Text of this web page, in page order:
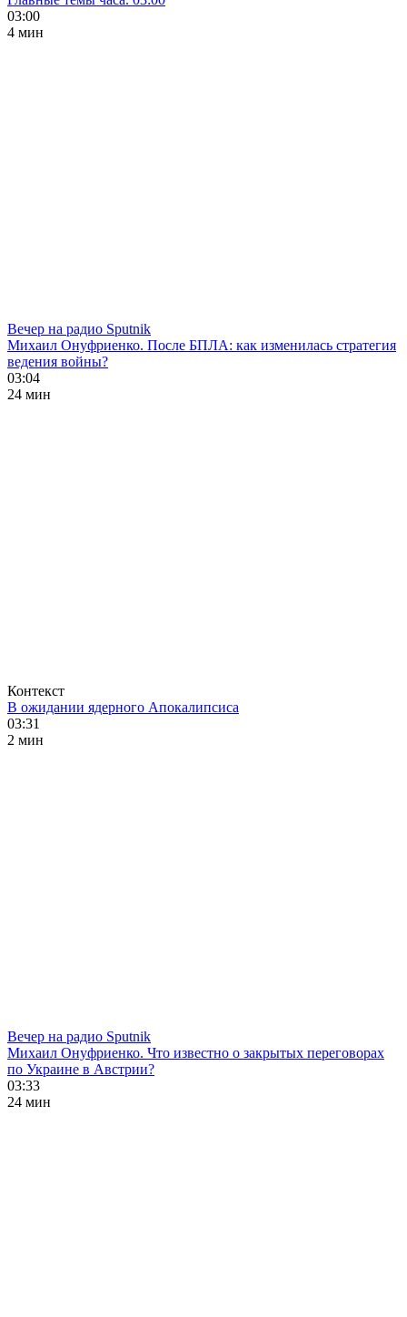
03:00
4 мин
Вечер на радио Sputnik
Михаил Онуфриенко. После БПЛА: как изменилась стратегия
ведения войны?
03:04
24 мин
Контекст
В ожидании ядерного Апокалипсиса
03:31
2 мин
Вечер на радио Sputnik
Михаил Онуфриенко. Что известно о закрытых переговорах
по Украине в Австрии?
03:33
24 мин